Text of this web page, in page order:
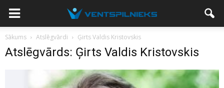
Sākums Atslēgvārdi Ģirts Valdis Kristovskis
Atslēgvārds: Ģirts Valdis Kristovskis